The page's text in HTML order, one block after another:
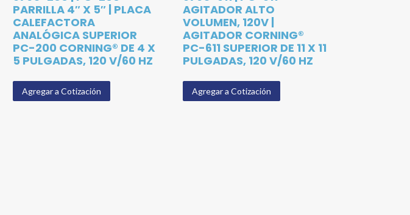
PARRILLA 4″ X 5″ | PLACA
CALEFACTORA
ANALÓGICA SUPERIOR
PC-200 CORNING® DE 4 X
5 PULGADAS, 120 V/60 HZ
Agregar a Cotización
AGITADOR ALTO
VOLUMEN, 120V |
AGITADOR CORNING®
PC-611 SUPERIOR DE 11 X 11
PULGADAS, 120 V/60 HZ
Agregar a Cotización